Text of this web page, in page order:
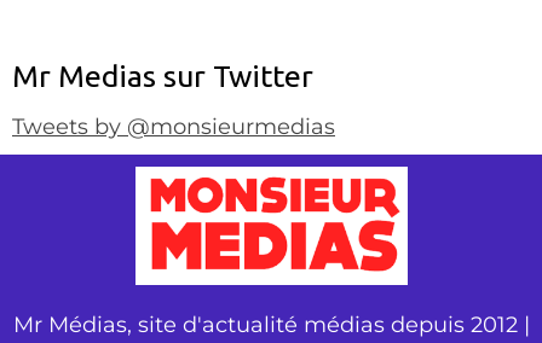
Mr Medias sur Twitter
Tweets by @monsieurmedias
Mr Médias, site d'actualité médias depuis 2012 |